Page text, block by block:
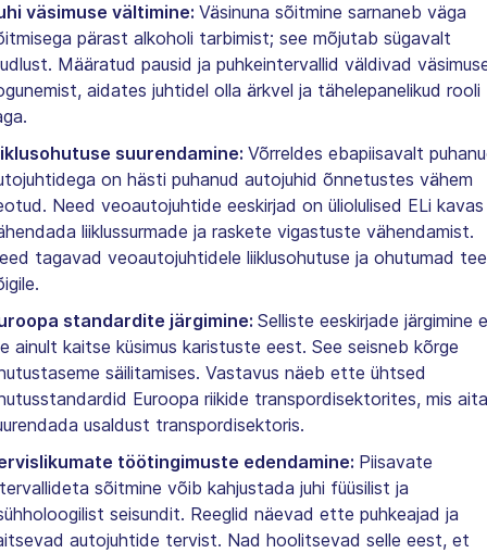
väsimuse vältimine: Väsinuna sõitmine sarnaneb väga
pärast alkoholi tarbimist; see mõjutab sügavalt
Määratud pausid ja puhkeintervallid väldivad
aidates juhtidel olla ärkvel ja tähelepanelikud rooli
suurendamine: Võrreldes ebapiisavalt
on hästi puhanud autojuhid õnnetustes vähem
Need veoautojuhtide eeskirjad on üliolulised ELi kavas
liiklussurmade ja raskete vigastuste vähendamist.
tagavad veoautojuhtidele liiklusohutuse ja ohutumad
standardite järgimine: Selliste eeskirjade järgimine
ainult kaitse küsimus karistuste eest. See seisneb kõrge
säilitamises. Vastavus näeb ette ühtsed
Euroopa riikide transpordisektorites, mis
usaldust transpordisektoris.
töötingimuste edendamine: Piisavate
sõitmine võib kahjustada juhi füüsilist ja
seisundit. Reeglid näevad ette puhkeajad ja
autojuhtide tervist. Nad hoolitsevad selle eest, et